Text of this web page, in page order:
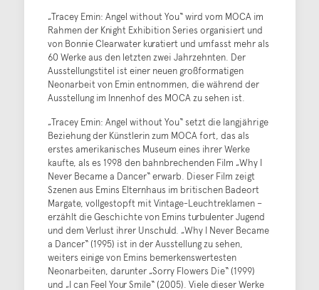
„Tracey Emin: Angel without You“ wird vom MOCA im
Rahmen der Knight Exhibition Series organisiert und
von Bonnie Clearwater kuratiert und umfasst mehr als
60 Werke aus den letzten zwei Jahrzehnten. Der
Ausstellungstitel ist einer neuen großformatigen
Neonarbeit von Emin entnommen, die während der
Ausstellung im Innenhof des MOCA zu sehen ist.
„Tracey Emin: Angel without You“ setzt die langjährige
Beziehung der Künstlerin zum MOCA fort, das als
erstes amerikanisches Museum eines ihrer Werke
kaufte, als es 1998 den bahnbrechenden Film „Why I
Never Became a Dancer“ erwarb. Dieser Film zeigt
Szenen aus Emins Elternhaus im britischen Badeort
Margate, vollgestopft mit Vintage-Leuchtreklamen –
erzählt die Geschichte von Emins turbulenter Jugend
und dem Verlust ihrer Unschuld. „Why I Never Became
a Dancer“ (1995) ist in der Ausstellung zu sehen,
weiters einige von Emins bemerkenswertesten
Neonarbeiten, darunter „Sorry Flowers Die“ (1999)
und „I can Feel Your Smile“ (2005). Viele dieser Werke